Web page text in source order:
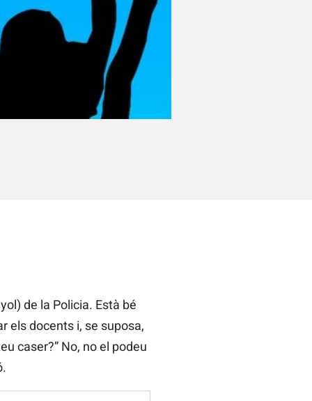
de la Policia. Està bé
els docents i, se suposa,
caser?” No, no el podeu